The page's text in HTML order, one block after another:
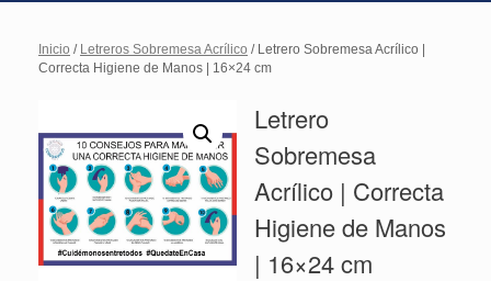
Inicio / Letreros Sobremesa Acrílico / Letrero Sobremesa Acrílico |
Correcta Higiene de Manos | 16×24 cm
Letrero
Sobremesa
Acrílico | Correcta
Higiene de Manos
| 16×24 cm